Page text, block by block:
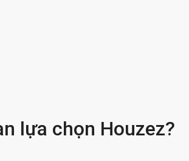
lựa chọn Houzez?